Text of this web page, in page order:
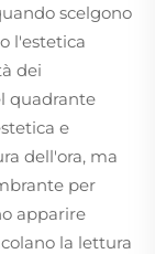
scelgono
l'estetica
dei
quadrante
e
dell'ora, ma
per
apparire
la lettura